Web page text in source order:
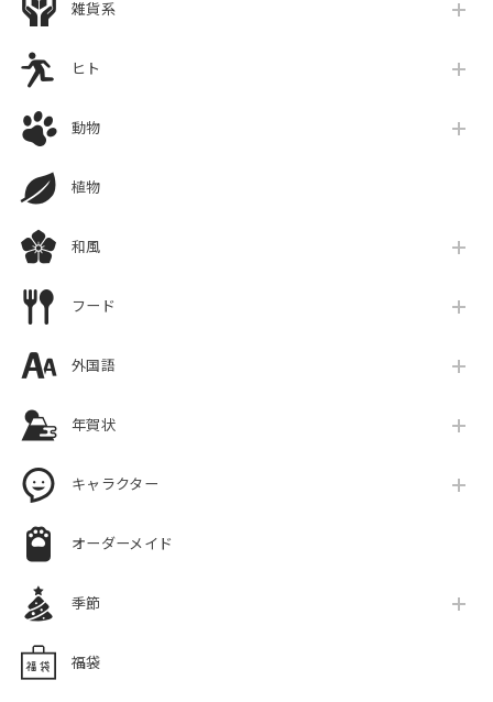
雑貨系
ヒト
動物
植物
和風
フード
外国語
年賀状
キャラクター
オーダーメイド
季節
福袋